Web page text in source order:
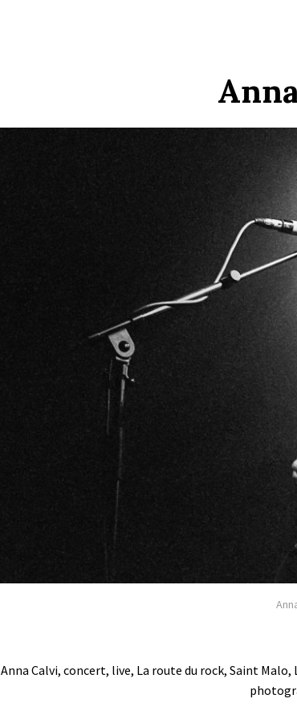
Anna Calvi, concert, live, La route du rock, Saint